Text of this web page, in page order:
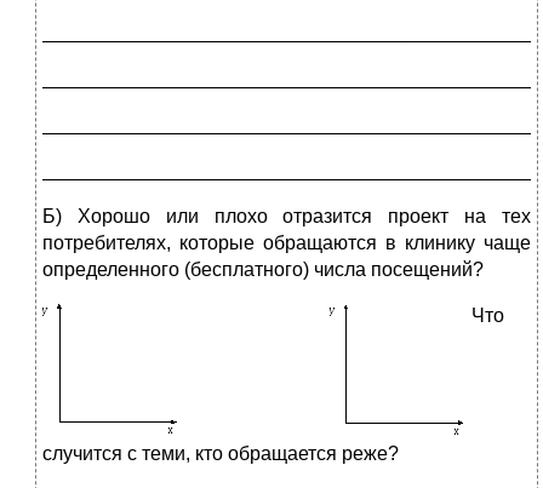
Б) Хорошо или плохо отразится проект на тех
потребителях, которые обращаются в клинику чаще
определенного (бесплатного) числа посещений?
Что
случится с теми, кто обращается реже?